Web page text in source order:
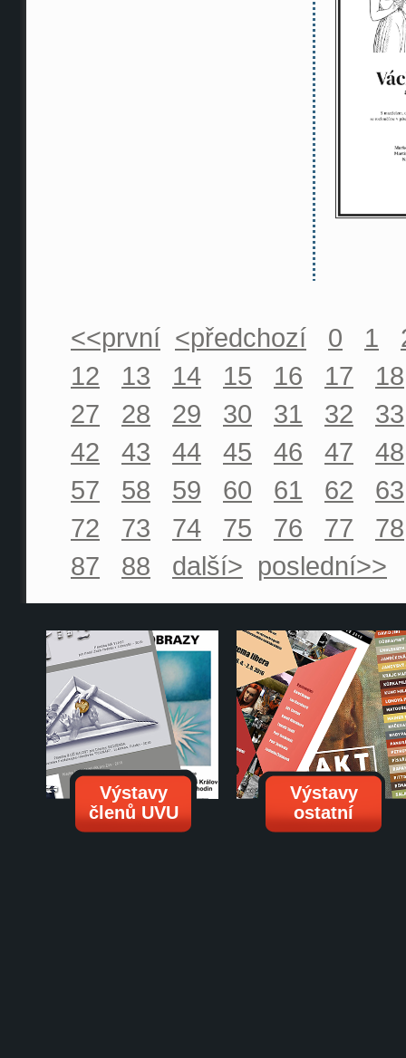
<<první <předchozí 0 1
12
13 14 15 16 17
18
27
28 29 30 31 32
33
42
43 44 45 46 47
48
57
58 59 60 61 62
63
72
73 74 75 76 77
78
87
88 další> poslední>>
Výstavy
členů UVU
Výstavy
ostatní